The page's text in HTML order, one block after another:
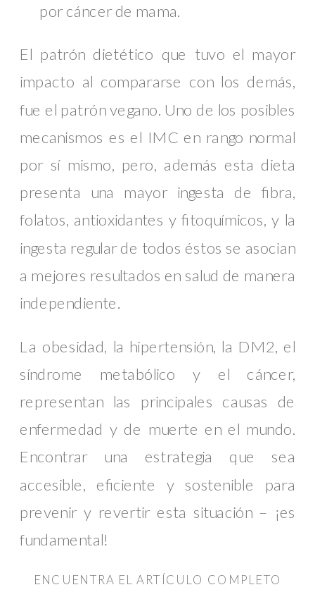
por cáncer de mama.
El patrón dietético que tuvo el mayor
impacto al compararse con los demás,
fue el patrón vegano. Uno de los posibles
mecanismos es el IMC en rango normal
por sí mismo, pero, además esta dieta
presenta una mayor ingesta de fibra,
folatos, antioxidantes y fitoquímicos, y la
ingesta regular de todos éstos se asocian
a mejores resultados en salud de manera
independiente.
La obesidad, la hipertensión, la DM2, el
síndrome metabólico y el cáncer,
representan las principales causas de
enfermedad y de muerte en el mundo.
Encontrar una estrategia que sea
accesible, eficiente y sostenible para
prevenir y revertir esta situación – ¡es
fundamental!
ENCUENTRA EL ARTÍCULO COMPLETO